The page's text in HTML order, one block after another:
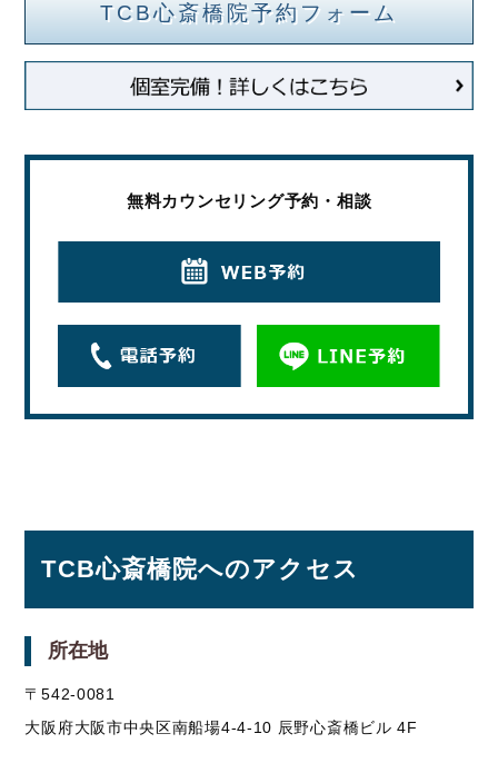
TCB心斎橋院予約フォーム
無料カウンセリング予約・相談
TCB心斎橋院へのアクセス
所在地
〒542-0081
大阪府大阪市中央区南船場4-4-10 辰野心斎橋ビル 4F